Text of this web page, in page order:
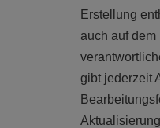
Erstellung
auch auf
gibt jederzeit